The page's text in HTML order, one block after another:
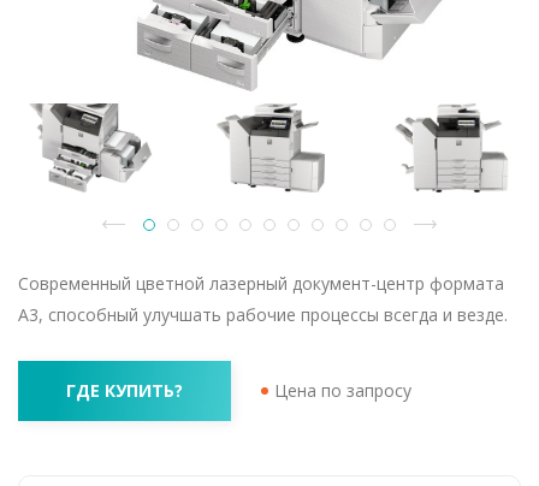
Современный цветной лазерный документ-центр формата
A3, способный улучшать рабочие процессы всегда и везде.
ГДЕ КУПИТЬ? Цена по запросу